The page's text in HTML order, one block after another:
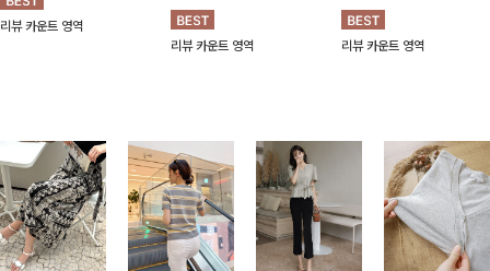
게 커버해주고, 편안한 착용감
까지 더해 손이 자주 가는 데일
리뷰 카운트 영역
잔한 링클 텍스처 소재와 편안
한 허리밴딩으로 하루 종일 산
뜻하고 쾌적하게 즐겨보세요!
리뷰 카운트 영역
걸을 때마다 살랑이는 핏으로
데일리룩부터 데이트룩까지 화
사하게 즐기기 좋은 아이템이
리뷰 카운트 영역